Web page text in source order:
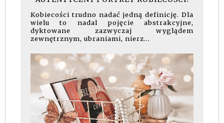
Kobiecości trudno nadać jedną definicję. Dla
wielu to nadal pojęcie abstrakcyjne,
dyktowane zazwyczaj wyglądem
zewnętrznym, ubraniami, nierz...